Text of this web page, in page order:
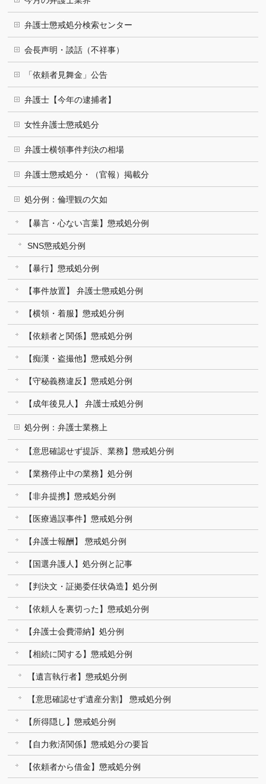
弁護士懲戒処分検索センター
会長声明・談話（不祥事）
「依頼者見舞金」公告
弁護士【今年の逮捕者】
女性弁護士懲戒処分
弁護士横領事件判決の相場
弁護士懲戒処分・（官報）掲載分
処分例：倫理観の欠如
【暴言・心ない言葉】懲戒処分例
SNS懲戒処分例
【暴行】懲戒処分例
【事件放置】 弁護士懲戒処分例
【横領・着服】懲戒処分例
【依頼者と関係】懲戒処分例
【痴漢・盗撮他】懲戒処分例
【守秘義務違反】懲戒処分例
【成年後見人】 弁護士戒処分例
処分例：弁護士業務上
【意思確認せず提訴、業務】懲戒処分例
【業務停止中の業務】処分例
【非弁提携】懲戒処分例
【医療過誤事件】懲戒処分例
【弁護士報酬】 懲戒処分例
【国選弁護人】処分例と記事
【判決文・証拠委任状偽造】処分例
【依頼人を裏切った】懲戒処分例
【弁護士会費滞納】処分例
【相続に関する】懲戒処分例
【遺言執行者】懲戒処分例
【意思確認せず遺産分割】 懲戒処分例
【所得隠し】懲戒処分例
【自力救済関係】懲戒処分の要旨
【依頼者から借金】懲戒処分例